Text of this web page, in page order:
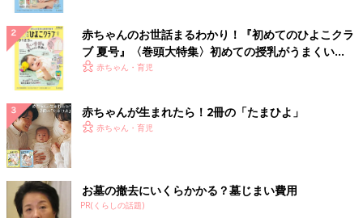
たことで、アメリカで推奨されなくなり、現在、日本では認可が
下りていない状態です」
ママやパパのインフルエンザワクチンの気がかりを
解決！
赤ちゃんのインフルエンザワクチン接種でママやパパが心配する
ことは、卵アレルギーと水銀の問題。誤解して悩んでいる人も多
い様子。ここで解決しておきましょう。
インフルエンザワクチンの水銀問題
赤ちゃんのお世話まるわかり！『初めてのひよこクラ
ブ 夏号』〈巻頭大特集〉初めての授乳がうまくい
く！ おっぱい・ミルクの基本と夏のトラブル 解決テ
赤ちゃん・育児
赤ちゃんが生まれたら！2冊の「たまひよ」
赤ちゃん・育児
お墓の撤去にいくらかかる？墓じまい費用
PR(くらしの話題)